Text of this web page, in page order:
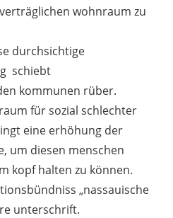
wohnraum zu
durchsichtige
schiebt
kommunen rüber.
für sozial schlechter
eine erhöhung der
um diesen menschen
kopf halten zu können.
„nassauische
unterschrift.